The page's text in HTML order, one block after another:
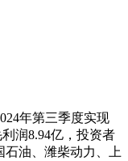
年第三季度实现
润8.94亿，投资者
石油、潍柴动力、上